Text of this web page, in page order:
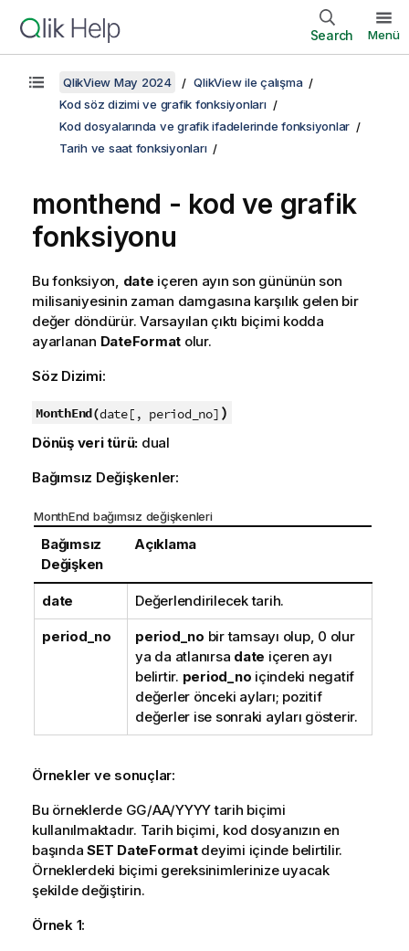
Search Menü
QlikView May 2024
QlikView ile çalışma
Kod söz dizimi ve grafik fonksiyonları
Kod dosyalarında ve grafik ifadelerinde fonksiyonlar
Tarih ve saat fonksiyonları
monthend - kod ve grafik
fonksiyonu
Bu fonksiyon, date içeren ayın son gününün son
milisaniyesinin zaman damgasına karşılık gelen bir
değer döndürür. Varsayılan çıktı biçimi kodda
ayarlanan DateFormat olur.
Söz Dizimi:
MonthEnd(date[, period_no] )
Dönüş veri türü: dual
Bağımsız Değişkenler:
MonthEnd bağımsız değişkenleri
Bağımsız
Değişken
Açıklama
date Değerlendirilecek tarih.
period_no period_no bir tamsayı olup, 0 olur
ya da atlanırsa date içeren ayı
belirtir. period_no içindeki negatif
değerler önceki ayları; pozitif
değerler ise sonraki ayları gösterir.
Örnekler ve sonuçlar:
Bu örneklerde GG/AA/YYYY tarih biçimi
kullanılmaktadır. Tarih biçimi, kod dosyanızın en
başında SET DateFormatdeyimi içinde belirtilir.
Örneklerdeki biçimi gereksinimlerinize uyacak
şekilde değiştirin.
Örnek 1: